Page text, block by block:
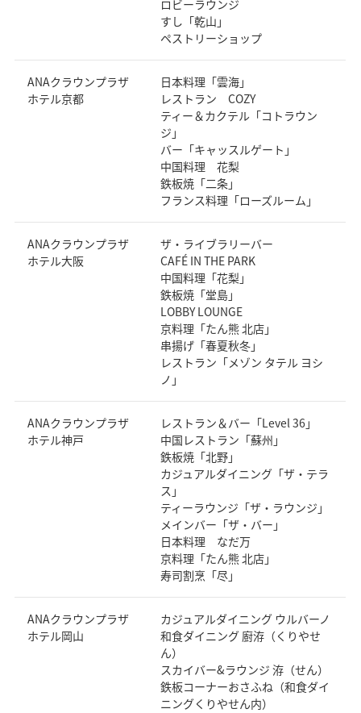
ロビーラウンジ
すし「乾山」
ペストリーショップ
ANAクラウンプラザ
ホテル京都
日本料理「雲海」
レストラン COZY
ティー＆カクテル「コトラウン
ジ」
バー「キャッスルゲート」
中国料理 花梨
鉄板焼「二条」
フランス料理「ローズルーム」
ANAクラウンプラザ
ホテル大阪
ザ・ライブラリーバー
CAFÉ IN THE PARK
中国料理「花梨」
鉄板焼「堂島」
LOBBY LOUNGE
京料理「たん熊 北店」
串揚げ「春夏秋冬」
レストラン「メゾン タテル ヨシ
ノ」
ANAクラウンプラザ
ホテル神戸
レストラン＆バー「Level 36」
中国レストラン「蘇州」
鉄板焼「北野」
カジュアルダイニング「ザ・テラ
ス」
ティーラウンジ「ザ・ラウンジ」
メインバー「ザ・バー」
日本料理 なだ万
京料理「たん熊 北店」
寿司割烹「尽」
ANAクラウンプラザ
ホテル岡山
カジュアルダイニング ウルバーノ
和食ダイニング 廚洊（くりやせ
ん）
スカイバー&ラウンジ 洊（せん）
鉄板コーナーおさふね（和食ダイ
ニングくりやせん内）